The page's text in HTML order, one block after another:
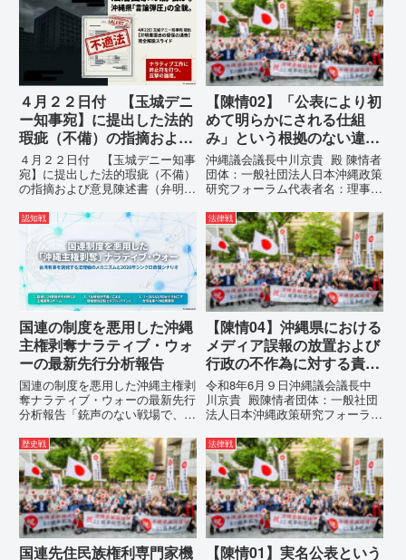
４月２２日付 【玉城デニ
ー知事宛】に提出した法的
瑕疵（不備）の指摘および
意見陳述書（弁明書）提出
の留保の通告
４月２２日付 【玉城デニー知事
宛】に提出した法的瑕疵（不備）
の指摘および意見陳述書（弁明
に、玉城デニー宛に以下の違法状
態の指摘と意見陳述（弁明）留保
の通告を行いました。沖縄県は、
この時は、違法を認めて軌道修正
す...
【陳情02】「公表により初
めて明らかにされる仕組
み」という根拠のない違法
運用の指摘と条例運用の停
止を求める陳情書
沖縄議会議長中川京貴 殿 陳情者
団体：一般社団法人日本沖縄政策
研究フォーラム代表者名：理事
市電 話：080- 「公表により初
めて明らかにされる仕組み」とい
う根拠のない違法運用の指摘と条
例運用の停止を求める陳情...
認知戦
国連の制度を悪用した沖縄
主権剥奪ナラティブ・ウォ
ーの最新先行分析報告
国連の制度を悪用した沖縄主権剥
奪ナラティブ・ウォーの最新先行
分析報告「銃声のない戦場で、日
いる。」現代の戦争は、ミサイル
が飛来する以前に始まっていま
す。国連という国際的な舞台で、
巧妙な「言説（ナラティブ）」が
張...
法律戦
【陳情04】沖縄県における
メディア誤報の放置および
行政の不作為に対する責任
追及と再発防止策を求める
陳情
令和8年6月９日沖縄議会議長中
川京貴 殿陳情者団体：一般社団
法人日本沖縄政策研究フォーラム
所：沖縄県那覇市電 話：080-
【陳情03】沖縄県におけるメデ
ィア誤報の放置および行政の不作
為に対する責任追及と再発防...
歴史戦
国連先住民族権利専門家機
法律戦
【陳情01】実名公表という